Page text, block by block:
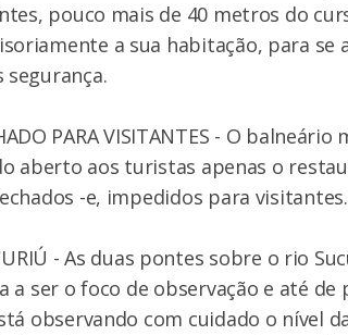
pouco mais de 40 metros do
a sua habitação, para se
PARA VISITANTES - O
aberto aos turistas apenas o
-e, impedidos para visitantes.
- As duas pontes sobre o rio
a ser o foco de observação e até de
observando com cuidado o nível